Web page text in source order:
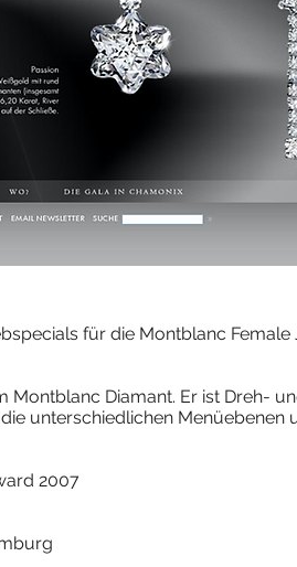
für die Montblanc
Montblanc Diamant. Er ist Dreh-
unterschiedlichen Menüebenen
2007